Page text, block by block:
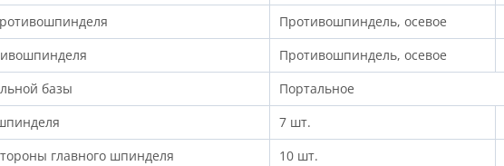
Противошпиндель, осевое
Противошпиндель, осевое
базы
Портальное
7 шт.
главного шпинделя
10 шт.